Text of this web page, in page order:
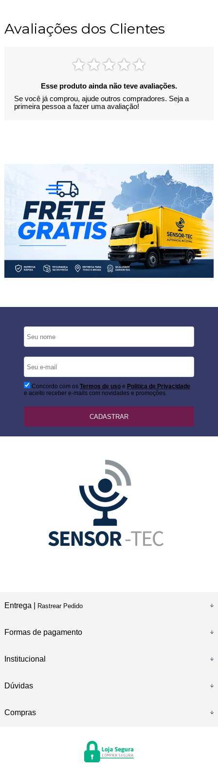
Avaliações dos Clientes
Esse produto ainda não teve avaliações.
Se você já comprou, ajude outros compradores. Seja a
primeira pessoa a fazer uma avaliação!
Concordo com os Termos de usoe Politica de Privacidade
e aceito receber e-mails com novidades e promoções.
CADASTRAR
Entrega | Rastrear Pedido
Formas de pagamento
Institucional
Dúvidas
Compras